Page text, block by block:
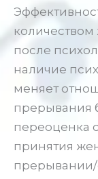
после
наличие
меняет
прерывания
переоценка
принятия